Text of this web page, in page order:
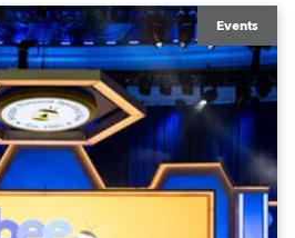
Events